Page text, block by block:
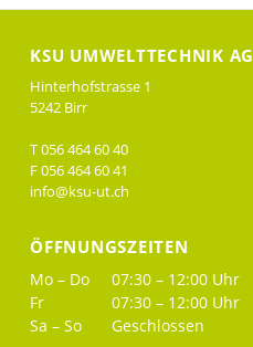
KSU UMWELTTECHNIK AG
Hinterhofstrasse 1
5242 Birr
T 056 464 60 40
F 056 464 60 41
info@ksu-ut.ch
ÖFFNUNGSZEITEN
Mo – Do 07:30 – 12:00 Uhr
Fr
07:30 – 12:00 Uhr
Sa – So
Geschlossen